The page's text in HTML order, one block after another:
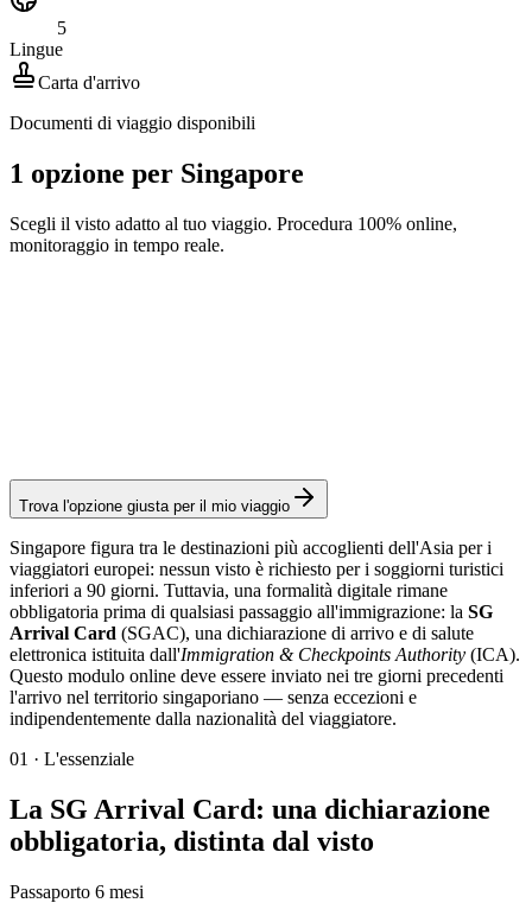
5
Lingue
Carta d'arrivo
Documenti di viaggio disponibili
1 opzione per Singapore
Scegli il visto adatto al tuo viaggio. Procedura 100% online,
monitoraggio in tempo reale.
Trova l'opzione giusta per il mio viaggio
Singapore figura tra le destinazioni più accoglienti dell'Asia per i
viaggiatori europei: nessun visto è richiesto per i soggiorni turistici
inferiori a 90 giorni. Tuttavia, una formalità digitale rimane
obbligatoria prima di qualsiasi passaggio all'immigrazione: la SG
Arrival Card (SGAC), una dichiarazione di arrivo e di salute
elettronica istituita dall'Immigration & Checkpoints Authority (ICA).
Questo modulo online deve essere inviato nei tre giorni precedenti
l'arrivo nel territorio singaporiano — senza eccezioni e
indipendentemente dalla nazionalità del viaggiatore.
01 · L'essenziale
La SG Arrival Card: una dichiarazione
obbligatoria, distinta dal visto
Passaporto 6 mesi